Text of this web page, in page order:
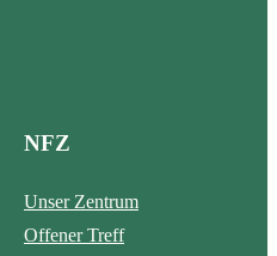
NFZ
Unser Zentrum
Offener Treff